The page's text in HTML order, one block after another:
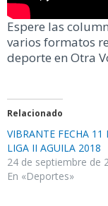
Espere las
varios formatos
deporte en Otra
Relacionado
VIBRANTE FECHA 11
LIGA II AGUILA 2018
24 de septiembre de
En «Deportes»